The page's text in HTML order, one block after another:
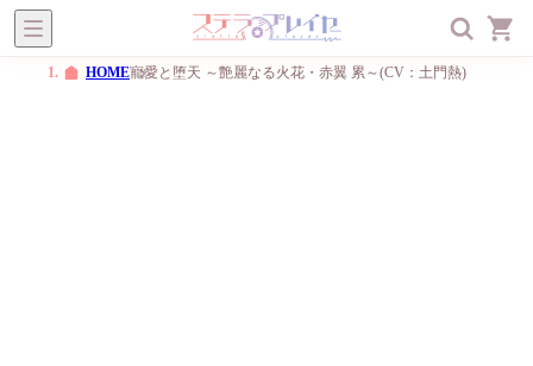
メニュー
ステラプレイヤー
BL 一般
HOME寵愛と堕天 ～艶麗なる火花・赤翼 累～(CV：土門熱)